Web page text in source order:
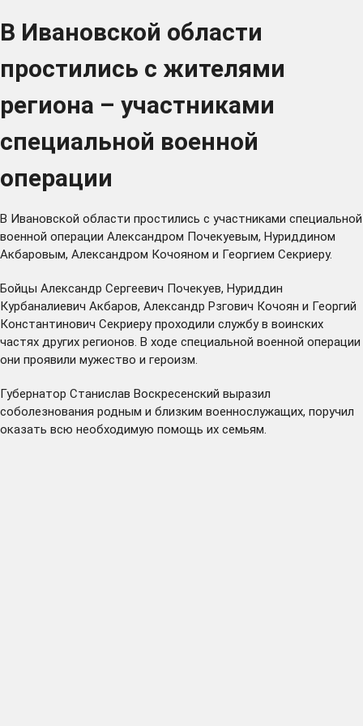
В Ивановской области
простились с жителями
региона – участниками
специальной военной
операции
В Ивановской области простились с участниками специальной
военной операции Александром Почекуевым, Нуриддином
Акбаровым, Александром Кочояном и Георгием Секриеру.
Бойцы Александр Сергеевич Почекуев, Нуриддин
Курбаналиевич Акбаров, Александр Рзгович Кочоян и Георгий
Константинович Секриеру проходили службу в воинских
частях других регионов. В ходе специальной военной операции
они проявили мужество и героизм.
Губернатор Станислав Воскресенский выразил
соболезнования родным и близким военнослужащих, поручил
оказать всю необходимую помощь их семьям.